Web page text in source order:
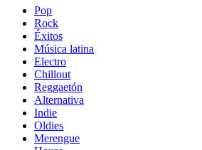
Pop
Rock
Éxitos
Música latina
Electro
Chillout
Reggaetón
Alternativa
Indie
Oldies
Merengue